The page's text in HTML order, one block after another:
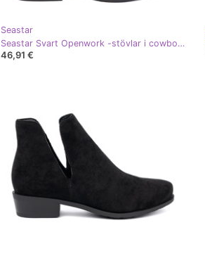
Seastar
Seastar Svart Openwork -stövlar i cowboy -stil
46,91 €